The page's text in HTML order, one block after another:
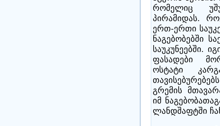
რომელიც
პირამიდას.
ერთ-ერთი
ნაგებობებში
საუკუნეებში.
ფასადები
ოსტატი
გრემის
იმ
ლანდშაფტში